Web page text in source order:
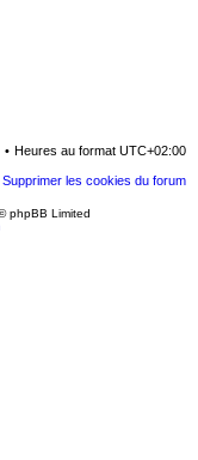
Heures au format UTC+02:00
Supprimer les cookies du forum
phpBB Limited